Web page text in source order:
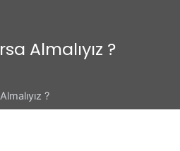
Almalıyız ?
?